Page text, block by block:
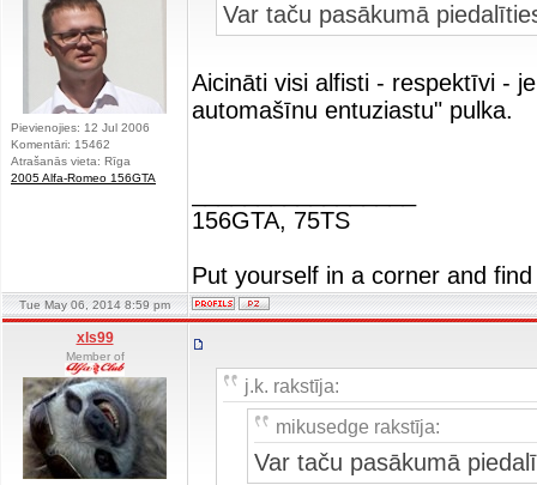
Pievienojies: 12 Jul 2006
Komentāri: 15462
Atrašanās vieta: Rīga
2005 Alfa-Romeo 156GTA
Var taču pasākumā
Aicināti visi alfisti - respektīvi -
automašīnu entuziastu" pulka.
156GTA, 75TS
Put yourself in a corner and
Tue May 06, 2014 8:59 pm
xls99
Member of
j.k. rakstīja:
mikusedge rakstīja:
Var taču pasākumā